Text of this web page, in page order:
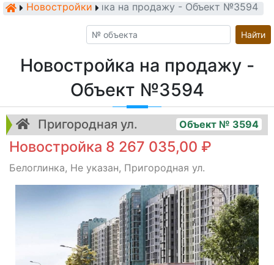
Новостройки
Новостройка на продажу - Объект №3594
Найти
Новостройка на продажу -
Объект №3594
Пригородная ул. Объект № 3594
Новостройка 8 267 035,00 ₽
Белоглинка, Не указан, Пригородная ул.